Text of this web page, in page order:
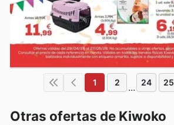
1 2 ... 24 25
Otras ofertas de Kiwoko